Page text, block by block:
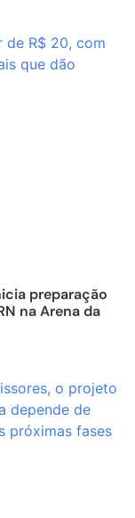
preparação
na Arena da